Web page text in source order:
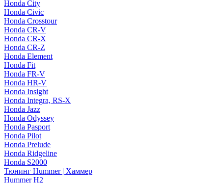
Honda City
Honda Civic
Honda Crosstour
Honda CR-V
Honda CR-X
Honda CR-Z
Honda Element
Honda Fit
Honda FR-V
Honda HR-V
Honda Insight
Honda Integra, RS-X
Honda Jazz
Honda Odyssey
Honda Pasport
Honda Pilot
Honda Prelude
Honda Ridgeline
Honda S2000
Тюнинг Hummer | Хаммер
Hummer H2